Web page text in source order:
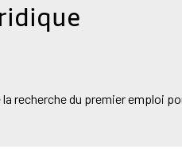
recherche du premier emploi